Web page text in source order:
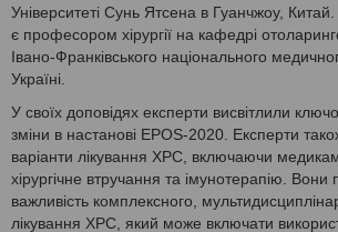
Університеті Сунь Ятсена в Гуанчжоу,
є професором хірургії на кафедрі
Івано-Франківського національного
Україні.
У своїх доповідях експерти висвітлили
зміни в настанові EPOS-2020. Експерти
варіанти лікування ХРС, включаючи
хірургічне втручання та імунотерапію. Вони
важливість комплексного,
лікування ХРС, який може включати